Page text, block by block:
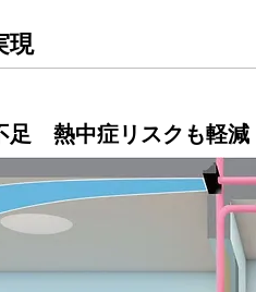
現
足 熱中症リスクも軽減